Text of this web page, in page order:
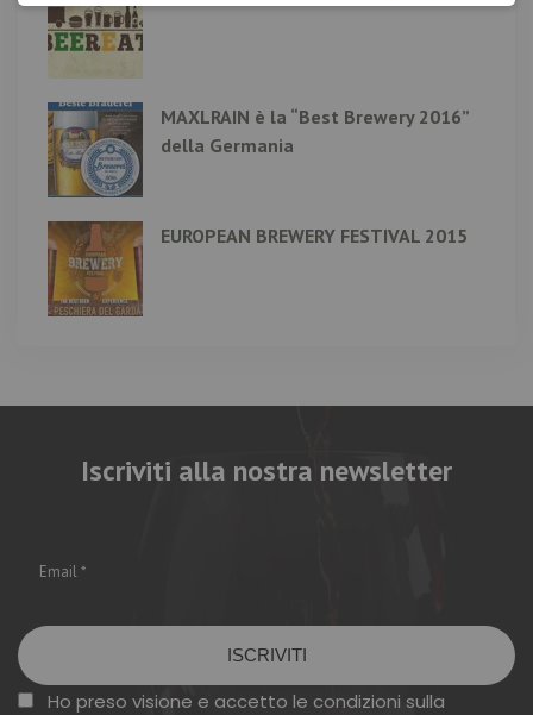
MAXLRAIN è la “Best Brewery 2016”
della Germania
EUROPEAN BREWERY FESTIVAL 2015
Iscriviti alla nostra newsletter
VuotoHo preso visione e accetto le condizioni sulla